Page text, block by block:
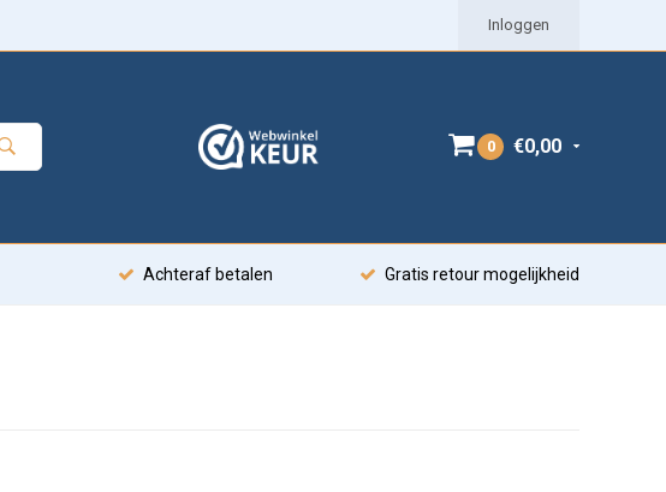
Inloggen
0 €0,00
Achteraf betalen Gratis retour mogelijkheid